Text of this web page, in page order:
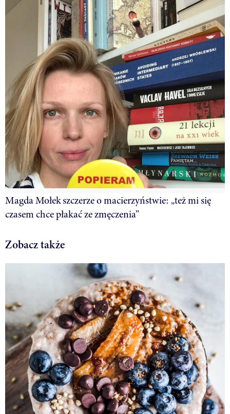
Magda Mołek szczerze o macierzyństwie: „też mi się
czasem chce płakać ze zmęczenia”
Zobacz także